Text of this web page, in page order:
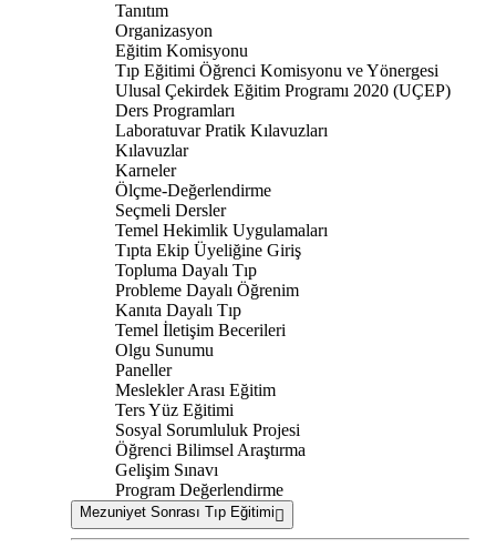
Tanıtım
Organizasyon
Eğitim Komisyonu
Tıp Eğitimi Öğrenci Komisyonu ve Yönergesi
Ulusal Çekirdek Eğitim Programı 2020 (UÇEP)
Ders Programları
Laboratuvar Pratik Kılavuzları
Kılavuzlar
Karneler
Ölçme-Değerlendirme
Seçmeli Dersler
Temel Hekimlik Uygulamaları
Tıpta Ekip Üyeliğine Giriş
Topluma Dayalı Tıp
Probleme Dayalı Öğrenim
Kanıta Dayalı Tıp
Temel İletişim Becerileri
Olgu Sunumu
Paneller
Meslekler Arası Eğitim
Ters Yüz Eğitimi
Sosyal Sorumluluk Projesi
Öğrenci Bilimsel Araştırma
Gelişim Sınavı
Program Değerlendirme
Mezuniyet Sonrası Tıp Eğitimi